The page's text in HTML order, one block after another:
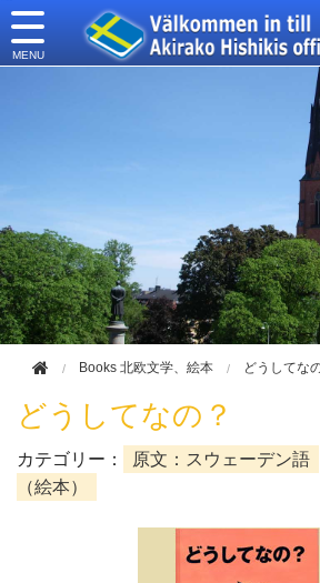
Books 北欧文学、絵本 どうしてな
どうしてなの？
カテゴリー： 原文：スウェーデン語
（絵本）